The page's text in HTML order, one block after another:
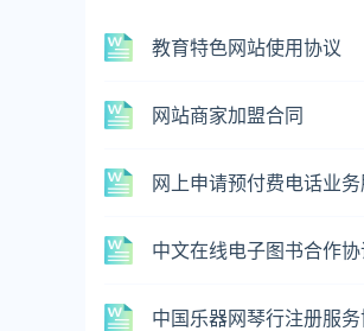
教育特色网站使用协议
网站商家加盟合同
网上申请预付费电话业
中文在线电子图书合作协
中国乐器网琴行注册服